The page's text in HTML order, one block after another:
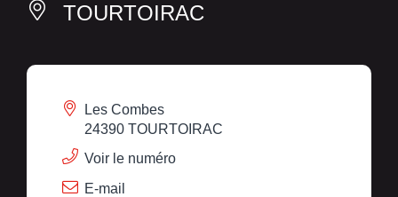
TOURTOIRAC
Les Combes
24390 TOURTOIRAC
Voir le numéro
E-mail